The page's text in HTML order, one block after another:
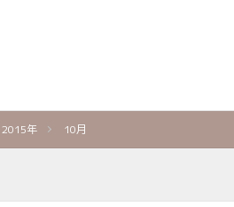
2015年 10月